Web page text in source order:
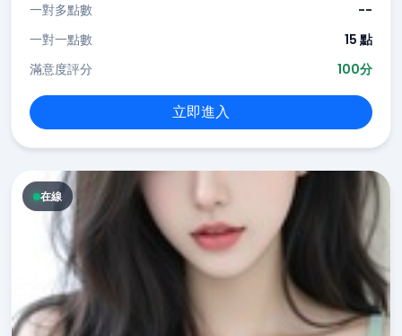
一對多點數
--
一對一點數
15 點
滿意度評分
100分
立即進入
在線